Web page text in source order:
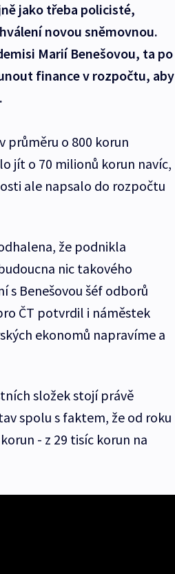
jako třeba policisté,
novou sněmovnou.
Marií Benešovou, ta po
finance v rozpočtu, aby
průměru o 800 korun
jít o 70 milionů korun navíc,
ale napsalo do rozpočtu
že podnikla
nic takového
s Benešovou šéf odborů
ČT potvrdil i náměstek
ekonomů napravíme a
složek stojí právě
spolu s faktem, že od roku
- z 29 tisíc korun na